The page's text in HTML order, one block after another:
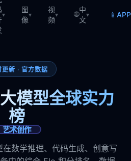
▾
图
像
▾
视
频
▾ 🌐
中
文
▾ 📱
更新 · 官方数据
模型全球实力
榜
艺术创作
数学推理、代码生成、创意写